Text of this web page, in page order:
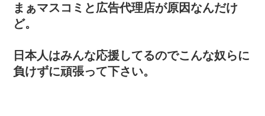
まぁマスコミと広告代理店が原因なんだけ
ど。
日本人はみんな応援してるのでこんな奴らに
負けずに頑張って下さい。